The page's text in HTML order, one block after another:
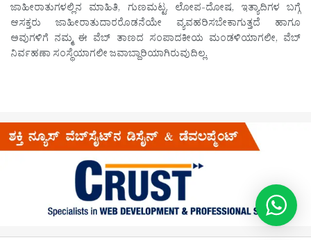
ಜಾಹೀರಾತುಗಳಲ್ಲಿನ ಮಾಹಿತಿ, ಗುಣಮಟ್ಟ, ಲೋಪ-ದೋಷ, ಇತ್ಯಾದಿಗಳ ಬಗ್ಗೆ
ಆಸಕ್ತರು ಜಾಹೀರಾತುದಾರರೊಡನೆಯೇ ವ್ಯವಹರಿಸಬೇಕಾಗುತ್ತದೆ ಹಾಗೂ
ಅವುಗಳಿಗೆ ನಮ್ಮ ಈ ವೆಬ್ ತಾಣದ ಸಂಪಾದಕೀಯ ಮಂಡಳಿಯಾಗಲೀ, ವೆಬ್
ನಿರ್ವಹಣಾ ಸಂಸ್ಥೆಯಾಗಲೀ ಜವಾಬ್ದಾರಿಯಾಗಿರುವುದಿಲ್ಲ.